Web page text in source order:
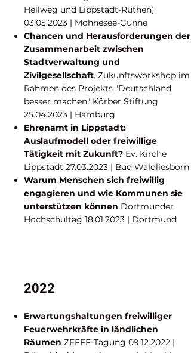
Hellweg und Lippstadt-Rüthen)
03.05.2023 | Möhnesee-Günne
Chancen und Herausforderungen der
Zusammenarbeit zwischen
Stadtverwaltung und
Zivilgesellschaft. Zukunftsworkshop im
Rahmen des Projekts "Deutschland
besser machen" Körber Stiftung
25.04.2023 | Hamburg
Ehrenamt in Lippstadt:
Auslaufmodell oder freiwillige
Tätigkeit mit Zukunft? Ev. Kirche
Lippstadt 27.03.2023 | Bad Waldliesborn
Warum Menschen sich freiwillig
engagieren und wie Kommunen sie
unterstützen können Dortmunder
Hochschultag 18.01.2023 | Dortmund
2022
Erwartungshaltungen freiwilliger
Feuerwehrkräfte in ländlichen
Räumen ZEFFF-Tagung 09.12.2022 |